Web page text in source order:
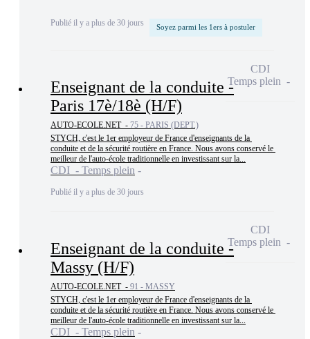
Publié il y a plus de 30 jours Soyez parmi les 1ers à postuler
Enseignant de la conduite -
Paris 17è/18è (H/F)
AUTO-ECOLE.NET - 75 - PARIS (DEPT.)
STYCH, c'est le 1er employeur de France d'enseignants de la
conduite et de la sécurité routière en France. Nous avons conservé le
meilleur de l'auto-école traditionnelle en investissant sur la...
CDI - Temps plein
Publié il y a plus de 30 jours
CDI
Temps plein
Enseignant de la conduite -
Massy (H/F)
AUTO-ECOLE.NET - 91 - MASSY
STYCH, c'est le 1er employeur de France d'enseignants de la
conduite et de la sécurité routière en France. Nous avons conservé le
meilleur de l'auto-école traditionnelle en investissant sur la...
CDI - Temps plein
CDI
Temps plein